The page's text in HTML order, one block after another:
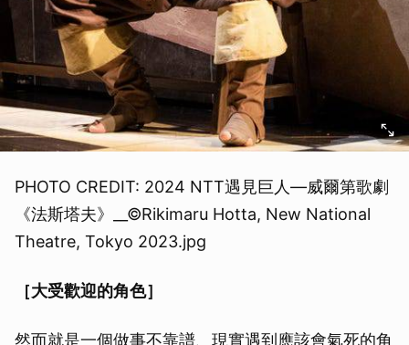
PHOTO CREDIT: 2024 NTT遇見巨人—威爾第歌劇
《法斯塔夫》__©Rikimaru Hotta, New National
Theatre, Tokyo 2023.jpg
［大受歡迎的角色］
然而就是一個做事不靠譜、現實遇到應該會氣死的角